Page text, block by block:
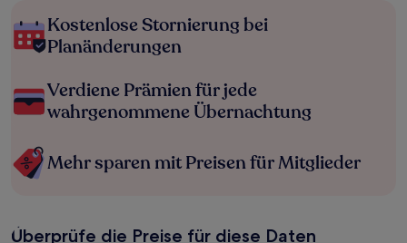
Kostenlose Stornierung bei
Planänderungen
Verdiene Prämien für jede
wahrgenommene Übernachtung
Mehr sparen mit Preisen für Mitglieder
Überprüfe die Preise für diese Daten